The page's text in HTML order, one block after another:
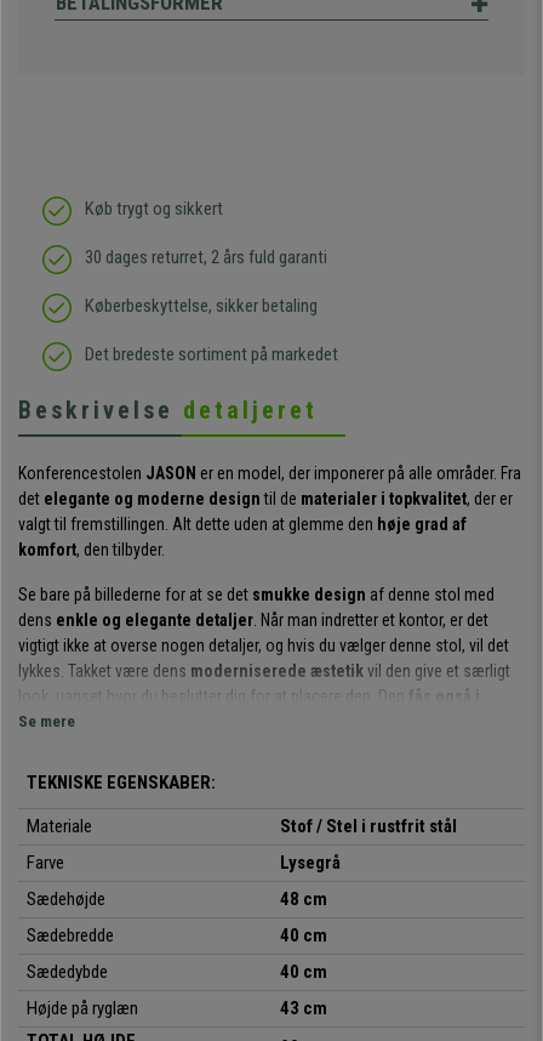
Køb trygt og sikkert
30 dages returret, 2 års fuld garanti
Køberbeskyttelse, sikker betaling
Det bredeste sortiment på markedet
Beskrivelse detaljeret
Konferencestolen JASON er en model, der imponerer på alle områder. Fra
det elegante og moderne designtil de materialer i topkvalitet, der er
valgt til fremstillingen. Alt dette uden at glemme den høje grad af
komfort, den tilbyder.
Se bare på billederne for at se det smukke design af denne stol med
dens enkle og elegante detaljer . Når man indretter et kontor, er det
vigtigt ikke at overse nogen detaljer, og hvis du vælger denne stol, vil det
lykkes. Takket være dens moderniserede æstetikvil den give et særligt
look, uanset hvor du beslutter dig for at placere den. Den
fås også i
forskellige farver
Den skiller sig også ud ved den
kunne sidde på den i timevis uden at bemærke det på grund af den
fremmer en korrekt rygholdning takket være det
ergonomiske design
Desuden skal det bemærkes, at denne stol er
kvalitetsmaterialer
, der er lavet til at holde i mange år og forblive som
og stabilitet. Den er
betrukket med kvalitetsstof
Se mere
TEKNISKE EGENSKABER:
Materiale
Stof / Stel i rustfrit stål
Farve
Lysegrå
Sædehøjde
48 cm
Sædebredde
40 cm
Sædedybde
40 cm
Højde på ryglæn
43 cm